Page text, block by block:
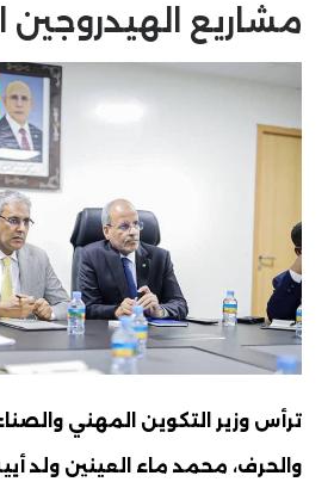
مشاريع الهيدروجين
ترأس وزير التكوين المهني
والحرف، محمد ماء العينين ولد